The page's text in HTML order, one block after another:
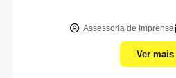
Assessoria de Imprensa
Ver mais